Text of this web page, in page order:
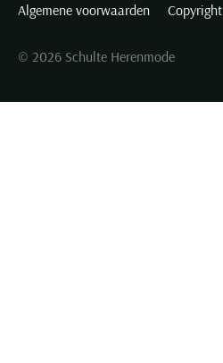
Algemene voorwaarden
Copyright
© 2026 Schulte Herenmode